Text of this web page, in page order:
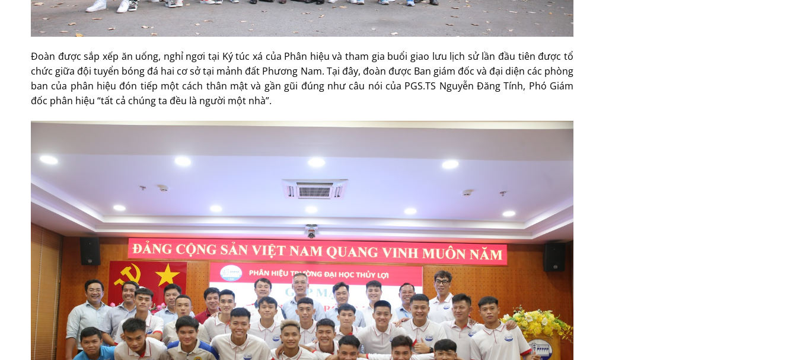
Đoàn được sắp xếp ăn uống, nghỉ ngơi tại Ký túc xá của Phân hiệu và tham gia buổi giao lưu lịch sử lần đầu tiên được tổ
chức giữa đội tuyển bóng đá hai cơ sở tại mảnh đất Phương Nam. Tại đây, đoàn được Ban giám đốc và đại diện các phòng
ban của phân hiệu đón tiếp một cách thân mật và gần gũi đúng như câu nói của PGS.TS Nguyễn Đăng Tính, Phó Giám
đốc phân hiệu “tất cả chúng ta đều là người một nhà”.